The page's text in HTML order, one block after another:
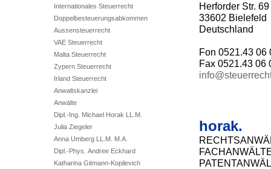
Internationales Steuerrecht
Doppelbesteuerungsabkommen
Aussensteuerrecht
VAE Steuerrecht
Malta Steuerrecht
Zypern Steuerrecht
Irland Steuerrecht
Anwaltskanzlei
Anwälte
Dipl.-Ing. Michael Horak LL.M.
Julia Ziegeler
Anna Umberg LL.M. M.A.
Dipl.-Phys. Andree Eckhard
Katharina Gitmann-Kopilevich
Herforder Str. 69
33602 Bielefeld
Deutschland
Fon 0521.43 06
Fax 0521.43 06
horak.